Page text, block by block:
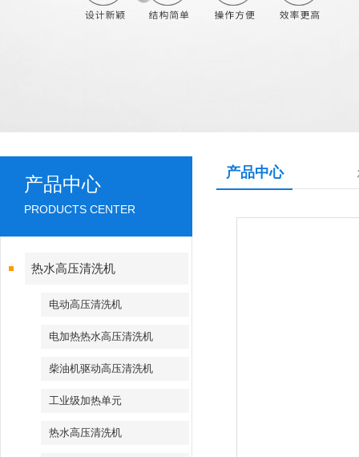
产品中心
PRODUCTS CENTER
热水高压清洗机
电动高压清洗机
电加热热水高压清洗机
柴油机驱动高压清洗机
工业级加热单元
热水高压清洗机
产品中心